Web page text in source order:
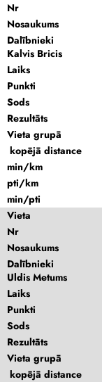
Nr
Nosaukums
Dalībnieki
Kalvis Bricis
Laiks
Punkti
Sods
Rezultāts
Vieta grupā
kopējā distance
min/km
pti/km
min/pti
Vieta
Nr
Nosaukums
Dalībnieki
Uldis Metums
Laiks
Punkti
Sods
Rezultāts
Vieta grupā
kopējā distance